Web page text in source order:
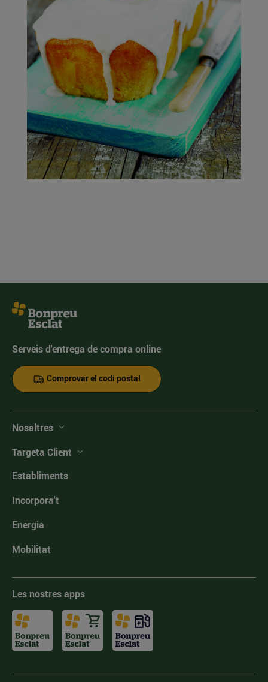
Serveis d'entrega de compra online
Comprovar el codi postal
Nosaltres
Targeta Client
Establiments
Incorpora't
Energia
Mobilitat
Les nostres apps